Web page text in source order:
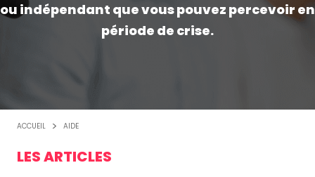
ou indépendant que vous pouvez percevoir en
période de crise.
ACCUEIL AIDE
LES ARTICLES